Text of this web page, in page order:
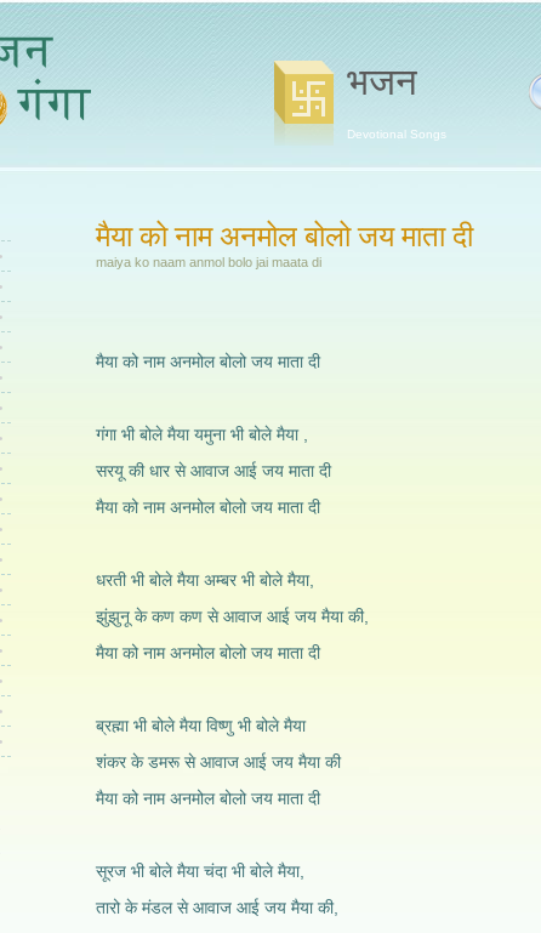
भजन
Devotional Songs
मैया को नाम अनमोल बोलो जय माता दी
maiya ko naam anmol bolo jai maata di
मैया को नाम अनमोल बोलो जय माता दी
गंगा भी बोले मैया यमुना भी बोले मैया ,
सरयू की धार से आवाज आई जय माता दी
मैया को नाम अनमोल बोलो जय माता दी
धरती भी बोले मैया अम्बर भी बोले मैया,
झुंझुनू के कण कण से आवाज आई जय मैया की,
मैया को नाम अनमोल बोलो जय माता दी
ब्रह्मा भी बोले मैया विष्णु भी बोले मैया
शंकर के डमरू से आवाज आई जय मैया की
मैया को नाम अनमोल बोलो जय माता दी
सूरज भी बोले मैया चंदा भी बोले मैया,
तारो के मंडल से आवाज आई जय मैया की,